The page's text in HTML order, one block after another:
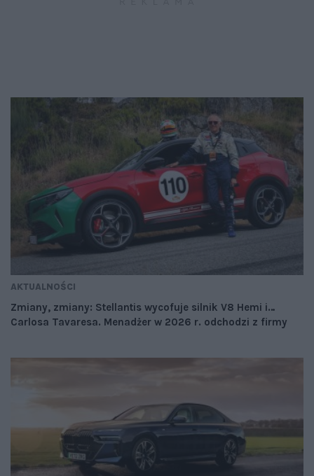
AKTUALNOŚCI
Zmiany, zmiany: Stellantis wycofuje silnik V8 Hemi i…
Carlosa Tavaresa. Menadżer w 2026 r. odchodzi z firmy